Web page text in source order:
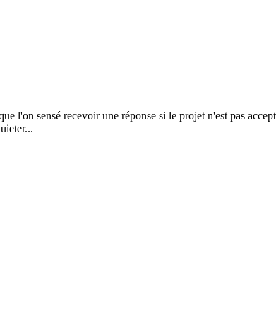
l'on sensé recevoir une réponse si le projet n'est pas